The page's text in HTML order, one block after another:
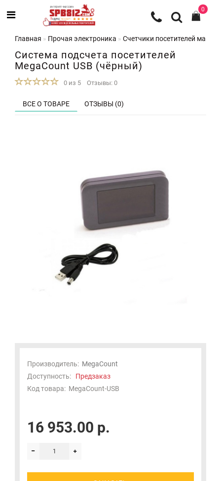
0
Главная Прочая электроника Счетчики посетителей
Система подсчета посетителей
MegaCount USB (чёрный)
0 из 5 Отзывы: 0
ВСЕ О ТОВАРЕ ОТЗЫВЫ (0)
Производитель: MegaCount
Доступность: Предзаказ
Код товара: MegaCount-USB
16 953.00 р.